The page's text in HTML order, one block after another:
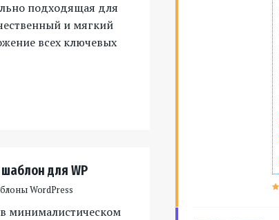
подходящая для
и мягкий
всех ключевых
для WP
WordPress
минималистическом